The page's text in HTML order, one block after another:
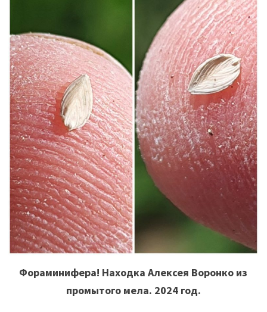
Фораминифера! Находка Алексея Воронко из
промытого мела. 2024 год.